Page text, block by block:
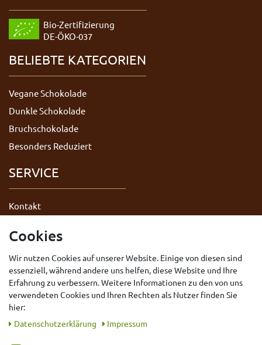
Bio-Zertifizierung
DE-ÖKO-037
BELIEBTE KATEGORIEN
Vegane Schokolade
Dunkle Schokolade
Bruchschokolade
Besonders Reduziert
SERVICE
Kontakt
AGB
Impressum
Widerrufsrecht
Vertrag widerrufen
Cookies
Wir nutzen Cookies auf unserer Website. Einige von diesen sind
essenziell, während andere uns helfen, diese Website und Ihre
Erfahrung zu verbessern. Weitere Informationen zu den von uns
verwendeten Cookies und Ihren Rechten als Nutzer finden Sie
hier:
Daten­schutz­erklärung
Impressum